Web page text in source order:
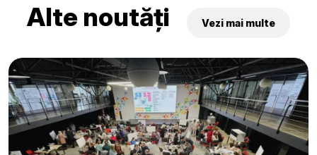
Alte noutăți Vezi mai multe